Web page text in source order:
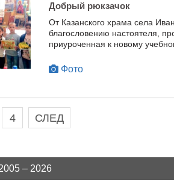
Добрый рюкзачок
От Казанского храма села
благословению настоятеля,
приуроченная к новому
Фото
4 СЛЕД
– 2026